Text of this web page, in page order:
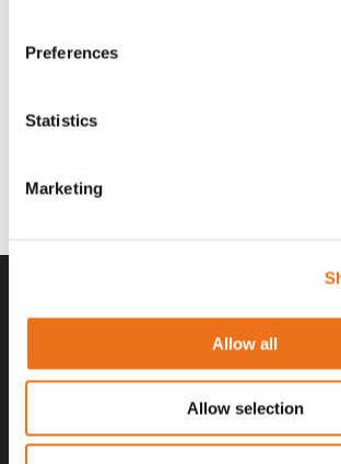
Preferences
Statistics
Marketing
Allow all
Allow selection
Lägg
Rotor teeth 8t/6k 7.5Gr/8 R6/14 Rotor teeth